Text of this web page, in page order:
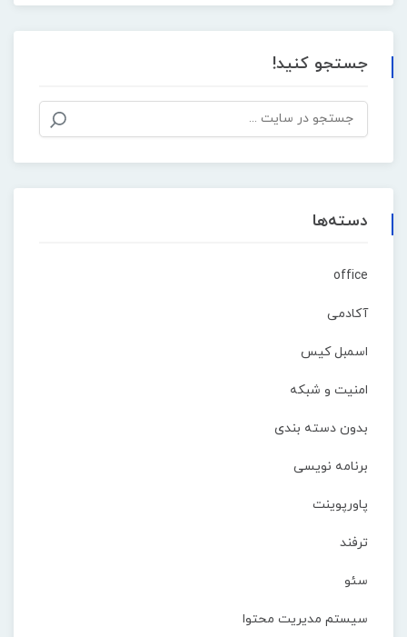
جستجو کنید!
دسته‌ها
office
آکادمی
اسمبل کیس
امنیت و شبکه
بدون دسته بندی
برنامه نویسی
پاورپوینت
ترفند
سئو
سیستم مدیریت محتوا